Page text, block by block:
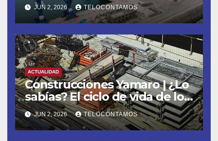
global
JUN 2, 2026 TELOCONTAMOS
ACTUALIDAD
Construcciones Yamaro | ¿Lo
sabías? El ciclo de vida de los
materiales de construcción
revoluciona eficiencia en
proyectos modernos
JUN 2, 2026 TELOCONTAMOS